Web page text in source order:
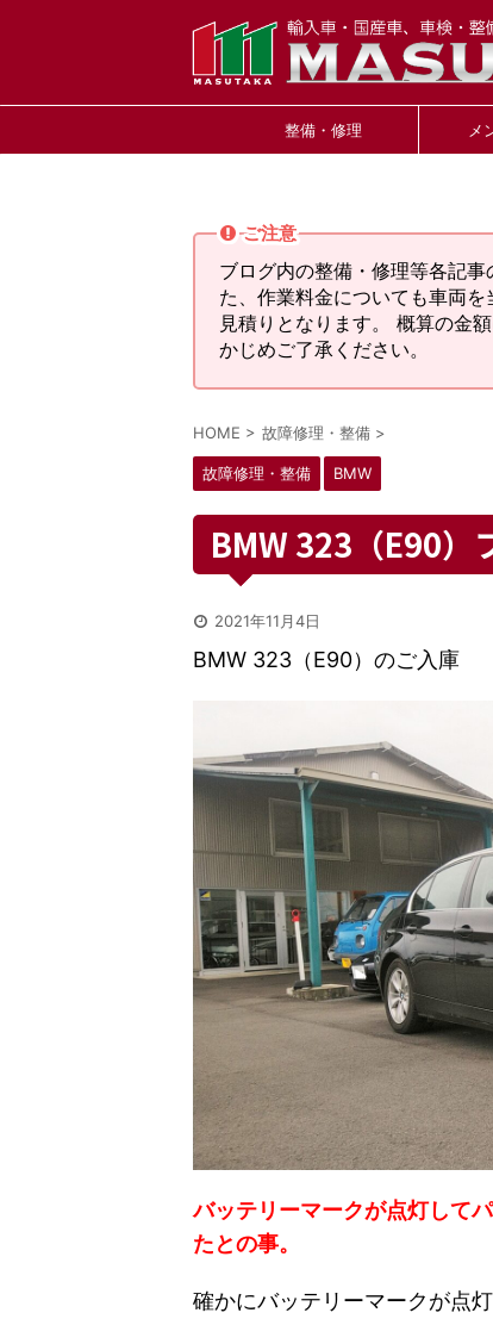
整備・修理 メ
ご注意
ブログ内の整備・修理等各記
た、作業料金についても車両
見積りとなります。 概算の金
かじめご了承ください。
HOME > 故障修理・整備 >
故障修理・整備 BMW
BMW 323（E90）
2021年11月4日
BMW 323（E90）のご入庫
バッテリーマークが点灯して
たとの事。
確かにバッテリーマークが点